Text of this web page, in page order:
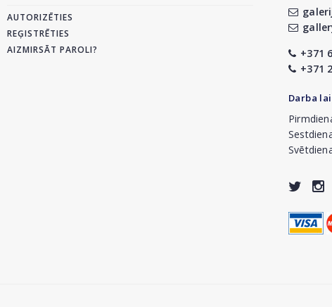
AUTORIZĒTIES
REĢISTRĒTIES
AIZMIRSĀT PAROLI?
+371
+371
Darba